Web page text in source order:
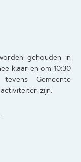
gehouden in
klaar en om 10:30
Gemeente
zijn.